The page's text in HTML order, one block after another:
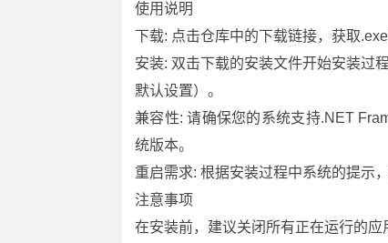
使用说明
下载: 点击仓库中的下载链接，获取.exe
安装: 双击下载的安装文件开始安装过
默认设置）。
兼容性: 请确保您的系统支持.NET
统版本。
重启需求: 根据安装过程中系统的提示
注意事项
在安装前，建议关闭所有正在运行的应